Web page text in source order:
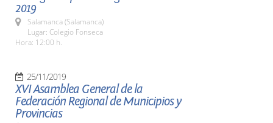
2019
Salamanca (Salamanca)
Lugar: Colegio Fonseca
Hora: 12:00 h.
25/11/2019
XVI Asamblea General de la
Federación Regional de Municipios y
Provincias